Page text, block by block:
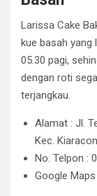
Larissa Cake
kue basah yang
05.30 pagi,
dengan roti
terjangkau.
Alamat : Jl.
Kec.
No. Telpon :
Google Maps